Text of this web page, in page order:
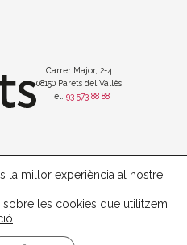
Carrer Major, 2-4
08150 Parets del Vallès
Tel. 93 573 88 88
de dades
cookies
la millor experiència al nostre
les cookies que utilitzem